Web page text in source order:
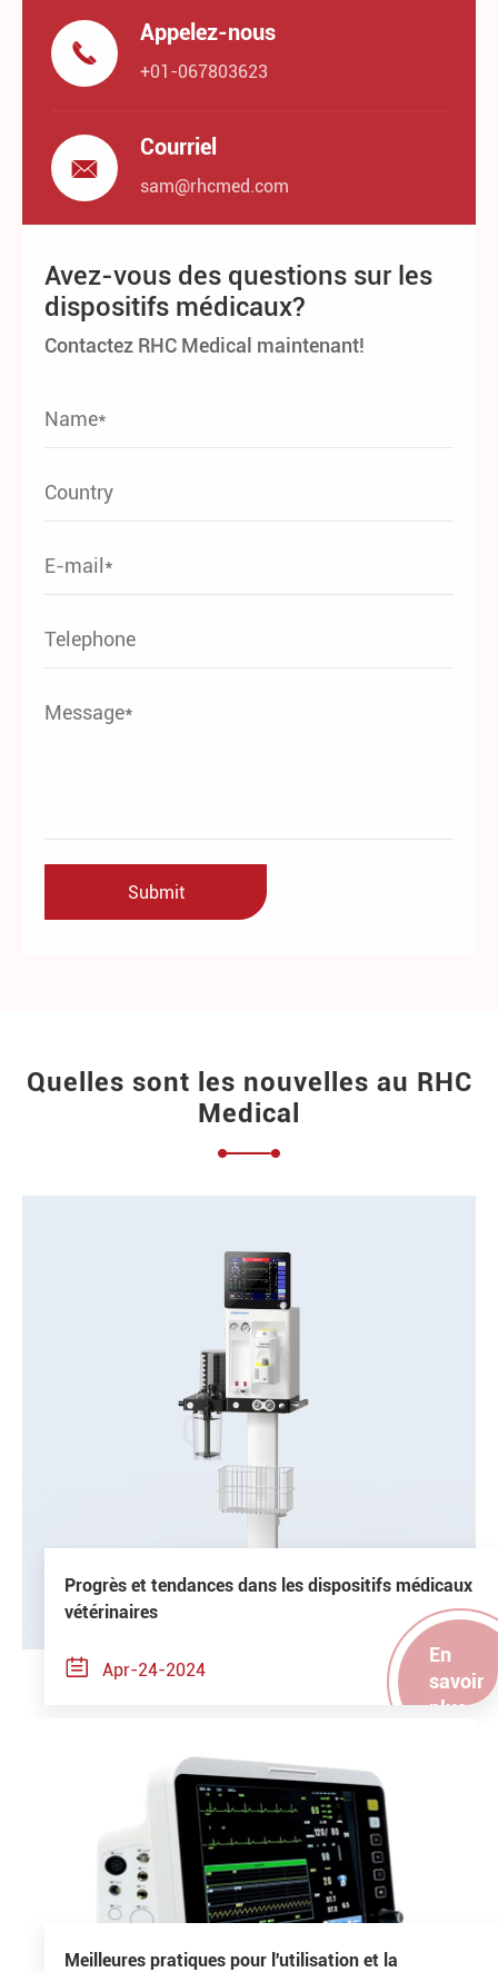

Appelez-nous
+01-067803623

Courriel
sam@rhcmed.com
Avez-vous des questions sur les
dispositifs médicaux?
Contactez RHC Medical maintenant!
Quelles sont les nouvelles au RHC
Medical
Progrès et tendances dans les dispositifs médicaux
vétérinaires
 Apr-24-2024
En
savoir
plus
Meilleures pratiques pour l'utilisation et la